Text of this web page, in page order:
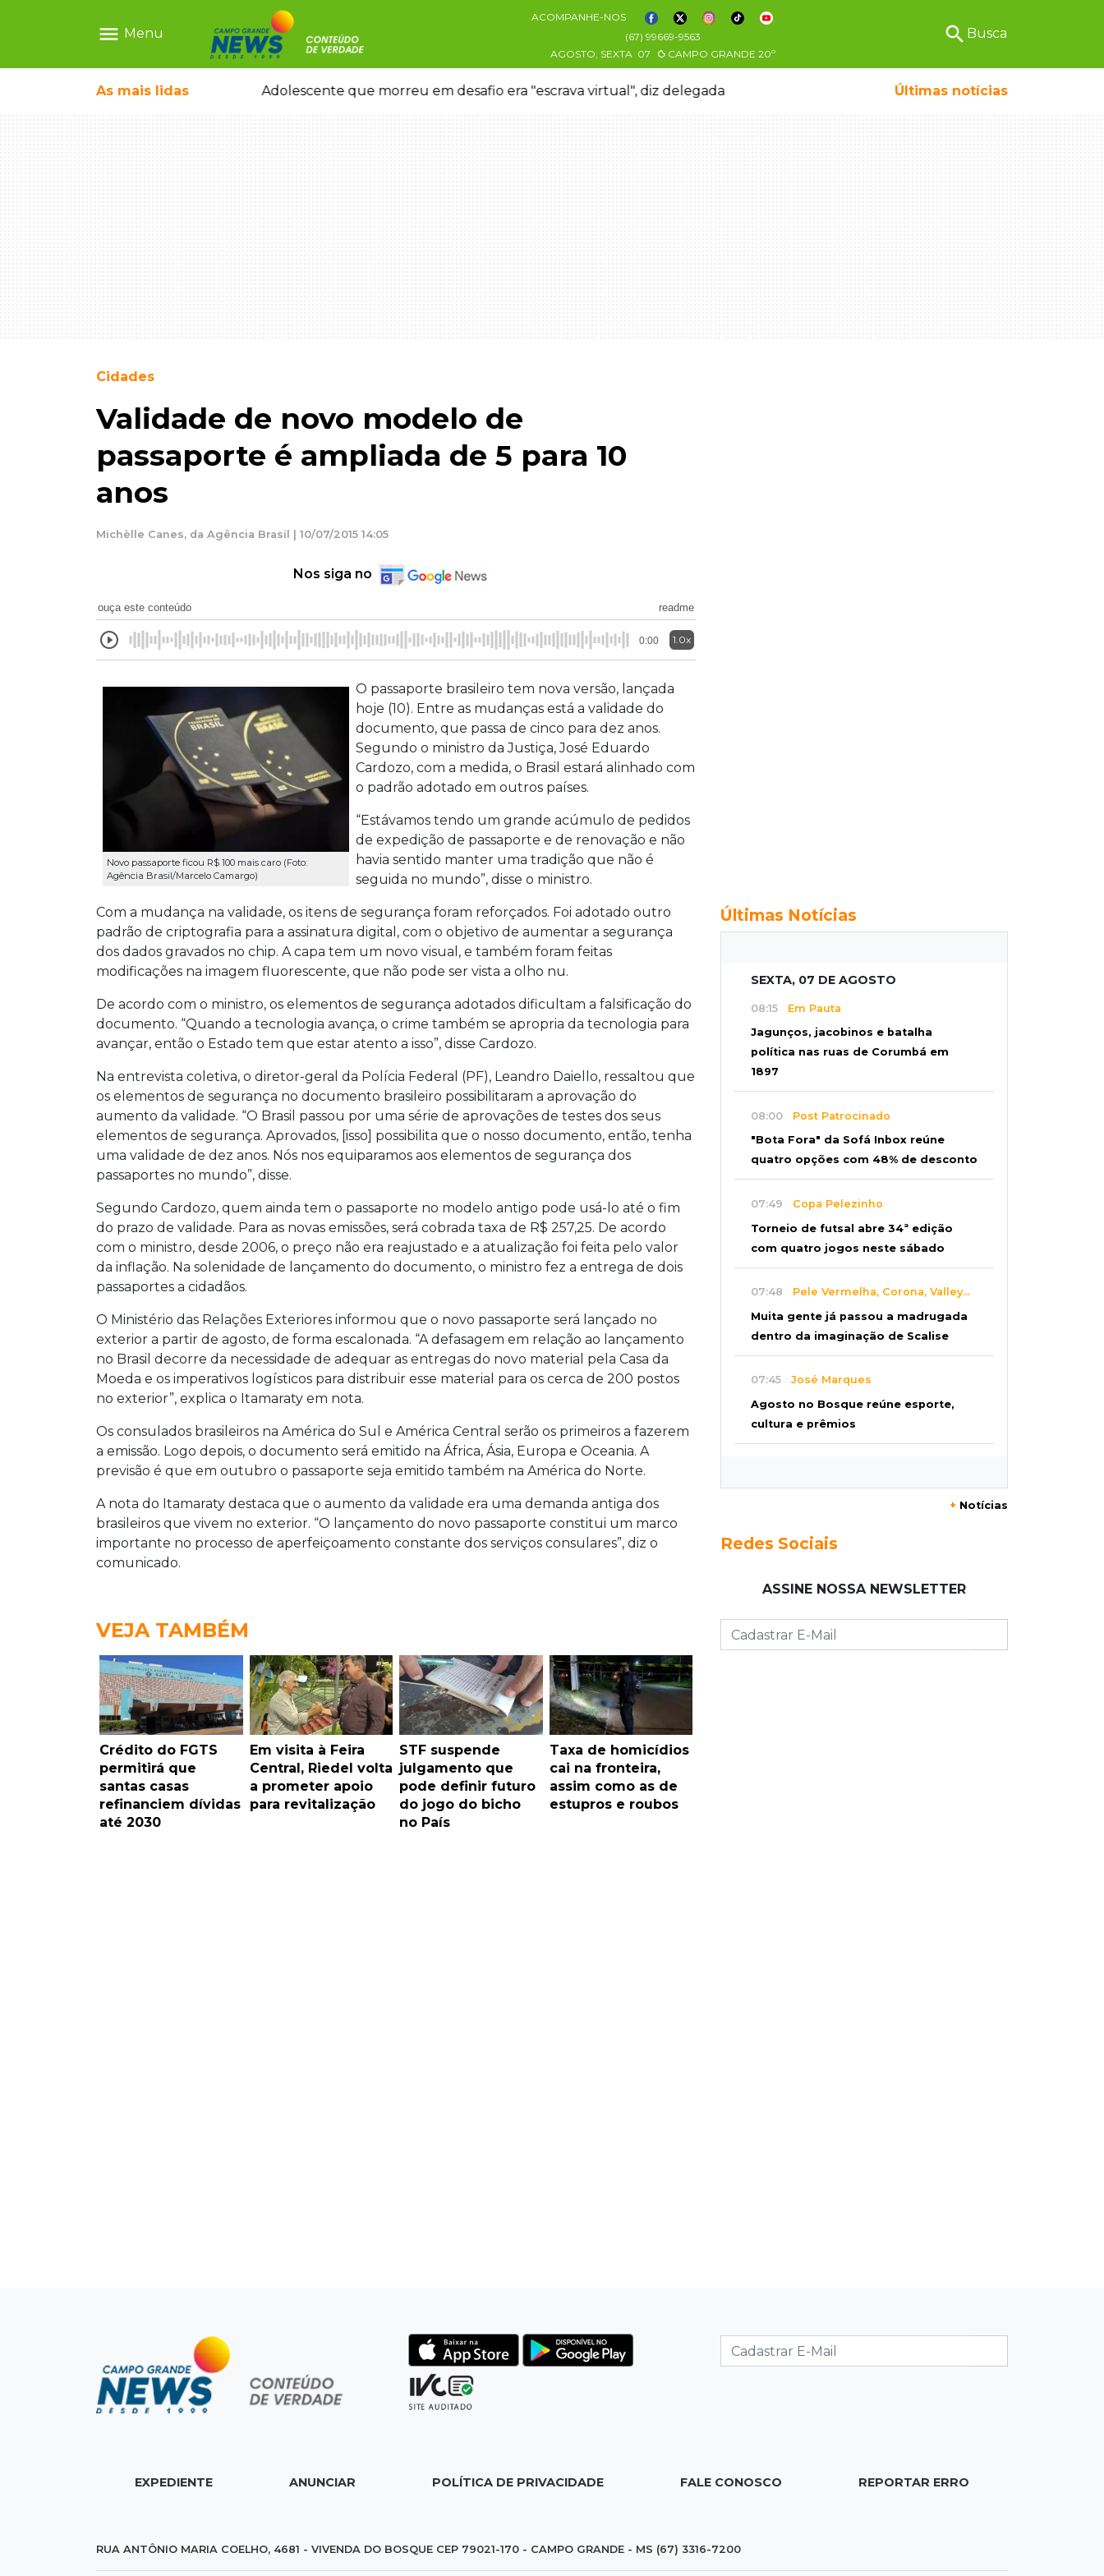
menu Menu
ACOMPANHE-NOS
(67) 99669-9563
AGOSTO, SEXTA 07 CAMPO GRANDE 20º
search Busca
As mais lidas
ganhar dia oficial em MS Adolescente que morreu em desafio era "escrava virtual", diz delegada Últimas notícias
Cidades
Validade de novo modelo de
passaporte é ampliada de 5 para 10
anos
Michèlle Canes, da Agência Brasil | 10/07/2015 14:05
Nos siga no
ouça este conteúdo readme
0:00 1.0x
Novo passaporte ficou R$ 100 mais caro (Foto:
Agência Brasil/Marcelo Camargo)
O passaporte brasileiro tem nova versão, lançada
hoje (10). Entre as mudanças está a validade do
documento, que passa de cinco para dez anos.
Segundo o ministro da Justiça, José Eduardo
Cardozo, com a medida, o Brasil estará alinhado com
o padrão adotado em outros países.
“Estávamos tendo um grande acúmulo de pedidos
de expedição de passaporte e de renovação e não
havia sentido manter uma tradição que não é
seguida no mundo”, disse o ministro.
Com a mudança na validade, os itens de segurança foram reforçados. Foi adotado outro
padrão de criptografia para a assinatura digital, com o objetivo de aumentar a segurança
dos dados gravados no chip. A capa tem um novo visual, e também foram feitas
modificações na imagem fluorescente, que não pode ser vista a olho nu.
De acordo com o ministro, os elementos de segurança adotados dificultam a falsificação do
documento. “Quando a tecnologia avança, o crime também se apropria da tecnologia para
avançar, então o Estado tem que estar atento a isso”, disse Cardozo.
Na entrevista coletiva, o diretor-geral da Polícia Federal (PF), Leandro Daiello, ressaltou que
os elementos de segurança no documento brasileiro possibilitaram a aprovação do
aumento da validade. “O Brasil passou por uma série de aprovações de testes dos seus
elementos de segurança. Aprovados, [isso] possibilita que o nosso documento, então, tenha
uma validade de dez anos. Nós nos equiparamos aos elementos de segurança dos
passaportes no mundo”, disse.
Segundo Cardozo, quem ainda tem o passaporte no modelo antigo pode usá-lo até o fim
do prazo de validade. Para as novas emissões, será cobrada taxa de R$ 257,25. De acordo
com o ministro, desde 2006, o preço não era reajustado e a atualização foi feita pelo valor
da inflação. Na solenidade de lançamento do documento, o ministro fez a entrega de dois
passaportes a cidadãos.
O Ministério das Relações Exteriores informou que o novo passaporte será lançado no
exterior a partir de agosto, de forma escalonada. “A defasagem em relação ao lançamento
no Brasil decorre da necessidade de adequar as entregas do novo material pela Casa da
Moeda e os imperativos logísticos para distribuir esse material para os cerca de 200 postos
no exterior”, explica o Itamaraty em nota.
Os consulados brasileiros na América do Sul e América Central serão os primeiros a fazerem
a emissão. Logo depois, o documento será emitido na África, Ásia, Europa e Oceania. A
previsão é que em outubro o passaporte seja emitido também na América do Norte.
A nota do Itamaraty destaca que o aumento da validade era uma demanda antiga dos
brasileiros que vivem no exterior. “O lançamento do novo passaporte constitui um marco
importante no processo de aperfeiçoamento constante dos serviços consulares”, diz o
comunicado.
VEJA TAMBÉM
Crédito do FGTS
permitirá que
santas casas
refinanciem dívidas
até 2030
Em visita à Feira
Central, Riedel volta
a prometer apoio
para revitalização
STF suspende
julgamento que
pode definir futuro
do jogo do bicho
no País
Taxa de homicídios
cai na fronteira,
assim como as de
estupros e roubos
Últimas Notícias
SEXTA, 07 DE AGOSTO
08:15 Em Pauta
Jagunços, jacobinos e batalha
política nas ruas de Corumbá em
1897
08:00 Post Patrocinado
"Bota Fora" da Sofá Inbox reúne
quatro opções com 48% de desconto
07:49 Copa Pelezinho
Torneio de futsal abre 34ª edição
com quatro jogos neste sábado
07:48 Pele Vermelha, Corona, Valley...
Muita gente já passou a madrugada
dentro da imaginação de Scalise
07:45 José Marques
Agosto no Bosque reúne esporte,
cultura e prêmios
Riedel vai a Brasília para reunião no
Quando as instituições viram estúdio
+ Notícias
Redes Sociais
ASSINE NOSSA NEWSLETTER
EXPEDIENTE ANUNCIAR POLÍTICA DE PRIVACIDADE FALE CONOSCO REPORTAR ERRO
RUA ANTÔNIO MARIA COELHO, 4681 - VIVENDA DO BOSQUE CEP 79021-170 - CAMPO GRANDE - MS (67) 3316-7200